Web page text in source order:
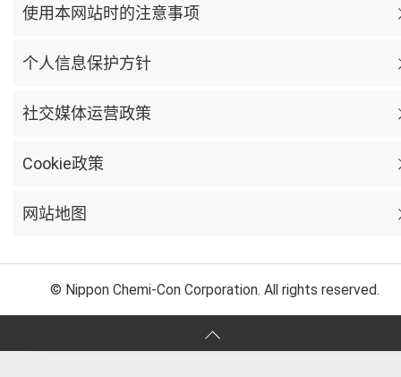
使用本网站时的注意事项
个人信息保护方针
社交媒体运营政策
Cookie政策
网站地图
© Nippon Chemi-Con Corporation. All rights reserved.